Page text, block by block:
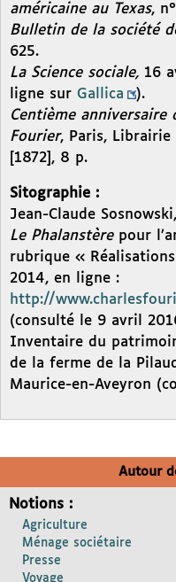
américaine au Texas,
Bulletin de la société
625.
La Science sociale, 16
ligne sur Gallica
).
Centième anniversaire
Fourier, Paris, Librairie
[1872], 8 p.
Sitographie :
Jean-Claude
Le Phalanstèrepour
rubrique «
2014, en ligne :
http://
(consulté le 9 avril
Inventaire du
de la ferme de la
Maurice-en-Aveyron
Autour
Notions :
Agriculture
Ménage sociétaire
Presse
Voyage